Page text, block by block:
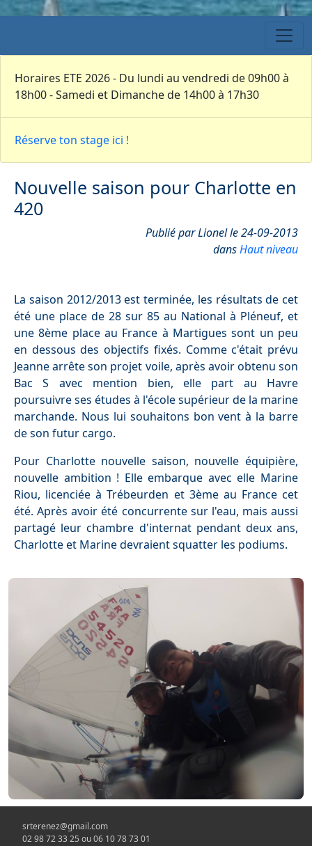
Horaires ETE 2026 - Du lundi au vendredi de 09h00 à
18h00 - Samedi et Dimanche de 14h00 à 17h30
Réserve ton stage ici !
Nouvelle saison pour Charlotte en
420
Publié par Lionel le 24-09-2013
dansHaut niveau
La saison 2012/2013 est terminée, les résultats de cet
été une place de 28 sur 85 au National à Pléneuf, et
une 8ème place au France à Martigues sont un peu
en dessous des objectifs fixés. Comme c'était prévu
Jeanne arrête son projet voile, après avoir obtenu son
Bac S avec mention bien, elle part au Havre
poursuivre ses études à l'école supérieur de la marine
marchande. Nous lui souhaitons bon vent à la barre
de son futur cargo.
Pour Charlotte nouvelle saison, nouvelle équipière,
nouvelle ambition ! Elle embarque avec elle Marine
Riou, licenciée à Trébeurden et 3ème au France cet
été. Après avoir été concurrente sur l'eau, mais aussi
partagé leur chambre d'internat pendant deux ans,
Charlotte et Marine devraient squatter les podiums.
srterenez@gmail.com
02 98 72 33 25 ou 06 10 78 73 01